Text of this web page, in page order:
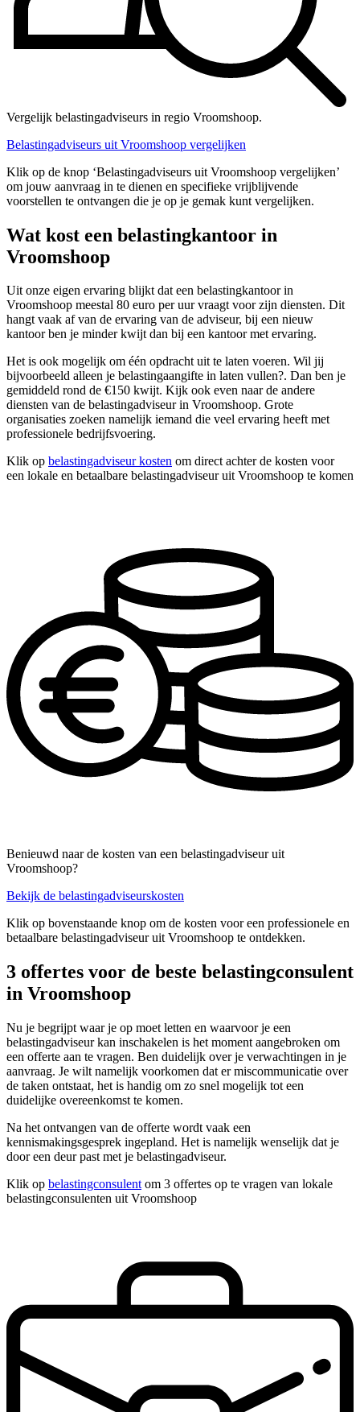
Vergelijk belastingadviseurs in regio Vroomshoop.
Belastingadviseurs uit Vroomshoop vergelijken
Klik op de knop ‘Belastingadviseurs uit Vroomshoop vergelijken’
om jouw aanvraag in te dienen en specifieke vrijblijvende
voorstellen te ontvangen die je op je gemak kunt vergelijken.
Wat kost een belastingkantoor in
Vroomshoop
Uit onze eigen ervaring blijkt dat een belastingkantoor in
Vroomshoop meestal 80 euro per uur vraagt voor zijn diensten. Dit
hangt vaak af van de ervaring van de adviseur, bij een nieuw
kantoor ben je minder kwijt dan bij een kantoor met ervaring.
Het is ook mogelijk om één opdracht uit te laten voeren. Wil jij
bijvoorbeeld alleen je belastingaangifte in laten vullen?. Dan ben je
gemiddeld rond de €150 kwijt. Kijk ook even naar de andere
diensten van de belastingadviseur in Vroomshoop. Grote
organisaties zoeken namelijk iemand die veel ervaring heeft met
professionele bedrijfsvoering.
Klik op belastingadviseur kosten om direct achter de kosten voor
een lokale en betaalbare belastingadviseur uit Vroomshoop te komen
Benieuwd naar de kosten van een belastingadviseur uit
Vroomshoop?
Bekijk de belastingadviseurskosten
Klik op bovenstaande knop om de kosten voor een professionele en
betaalbare belastingadviseur uit Vroomshoop te ontdekken.
3 offertes voor de beste belastingconsulent
in Vroomshoop
Nu je begrijpt waar je op moet letten en waarvoor je een
belastingadviseur kan inschakelen is het moment aangebroken om
een offerte aan te vragen. Ben duidelijk over je verwachtingen in je
aanvraag. Je wilt namelijk voorkomen dat er miscommunicatie over
de taken ontstaat, het is handig om zo snel mogelijk tot een
duidelijke overeenkomst te komen.
Na het ontvangen van de offerte wordt vaak een
kennismakingsgesprek ingepland. Het is namelijk wenselijk dat je
door een deur past met je belastingadviseur.
Klik op belastingconsulent om 3 offertes op te vragen van lokale
belastingconsulenten uit Vroomshoop